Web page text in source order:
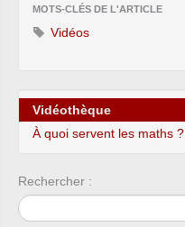
MOTS-CLÉS DE L'ARTICLE
Vidéos
Vidéothèque
À quoi servent les maths ?
Rechercher :